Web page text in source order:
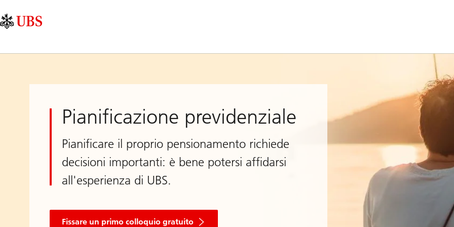
Area
principale
Pianificazione previdenziale
Pianificare il proprio pensionamento richiede
decisioni importanti: è bene potersi affidarsi
all'esperienza di UBS.
Fissare un primo colloquio gratuito